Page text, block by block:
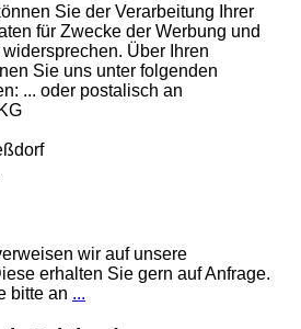
Sie der Verarbeitung Ihrer
für Zwecke der Werbung und
Über Ihren
Sie uns unter folgenden
... oder postalisch an
wir auf unsere
erhalten Sie gern auf Anfrage.
bitte an ...